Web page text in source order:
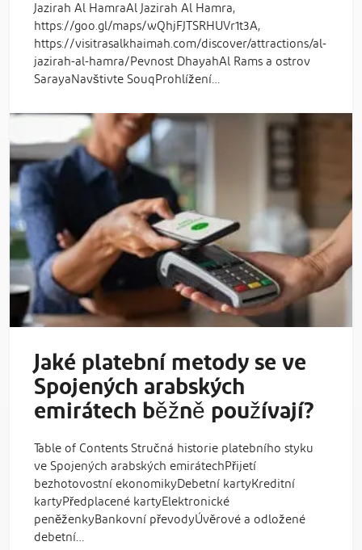
Jazirah Al HamraAl Jazirah Al Hamra,
https://goo.gl/maps/wQhjFJTSRHUVr1t3A,
https://visitrasalkhaimah.com/discover/attractions/al-
jazirah-al-hamra/Pevnost DhayahAl Rams a ostrov
SarayaNavštivte SouqProhlížení…
Jaké platební metody se ve
Spojených arabských
emirátech běžně používají?
Table of Contents Stručná historie platebního styku
ve Spojených arabských emirátechPřijetí
bezhotovostní ekonomikyDebetní kartyKreditní
kartyPředplacené kartyElektronické
peněženkyBankovní převodyÚvěrové a odložené
debetní…